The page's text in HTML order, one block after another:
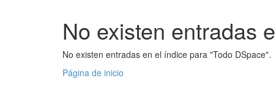
No existen entradas
No existen entradas en el índice para "Todo DSpace".
Página de inicio